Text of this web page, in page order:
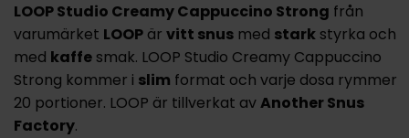
LOOP Studio Creamy Cappuccino Strong från
varumärket LOOP är vitt snus med stark styrka och
med kaffe smak. LOOP Studio Creamy Cappuccino
Strong kommer i slim format och varje dosa rymmer
20 portioner. LOOP är tillverkat avAnother Snus
Factory.